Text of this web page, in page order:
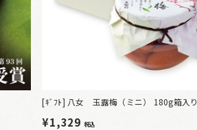
[ｷﾞﾌﾄ] 八女 玉露梅（ミニ） 180g箱入り
¥1,329 税込